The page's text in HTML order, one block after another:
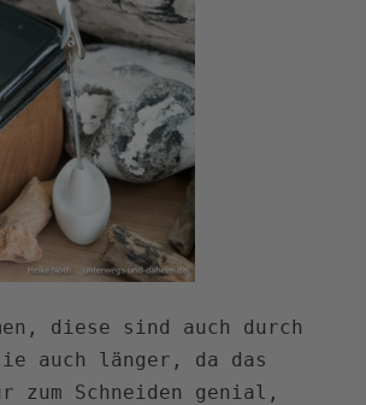
diese sind auch durch
auch länger, da das
Schneiden genial,